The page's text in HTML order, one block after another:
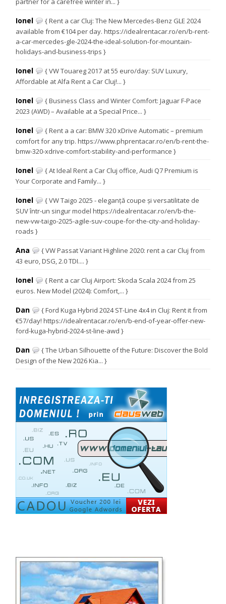
Ionel
{ Rent a car Cluj: The New Mercedes-Benz GLE 2024
available from €104 per day. https://idealrentacar.ro/en/b-rent-
a-car-mercedes-gle-2024-the-ideal-solution-for-mountain-
holidays-and-business-trips }
Ionel
{ VW Touareg 2017 at 55 euro/day: SUV Luxury,
Affordable at Alfa Rent a Car Cluj!... }
Ionel
{ Business Class and Winter Comfort: Jaguar F-Pace
2023 (AWD) – Available at a Special Price... }
Ionel
{ Rent a a car: BMW 320 xDrive Automatic – premium
comfort for any trip. https://www.phprentacar.ro/en/b-rent-the-
bmw-320-xdrive-comfort-stability-and-performance }
Ionel
{ At Ideal Rent a Car Cluj office, Audi Q7 Premium is
Your Corporate and Family... }
Ionel
{ VW Taigo 2025 - eleganță coupe și versatilitate de
SUV într-un singur model https://idealrentacar.ro/en/b-the-
new-vw-taigo-2025-agile-suv-coupe-for-the-city-and-holiday-
roads }
Ana
{ VW Passat Variant Highline 2020: rent a car Cluj from
43 euro, DSG, 2.0 TDI.... }
Ionel
{ Rent a car Cluj Airport: Skoda Scala 2024 from 25
euros. New Model (2024): Comfort,... }
Dan
{ Ford Kuga Hybrid 2024 ST-Line 4x4 in Cluj: Rent it from
€57/day! https://idealrentacar.ro/en/b-end-of-year-offer-new-
ford-kuga-hybrid-2024-st-line-awd }
Dan
{ The Urban Silhouette of the Future: Discover the Bold
Design of the New 2026 Kia... }